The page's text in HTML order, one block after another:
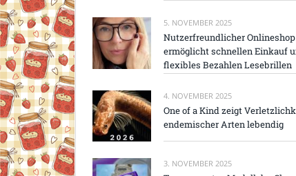
5. NOVEMBER 2025
Nutzerfreundlicher Onlineshop
ermöglicht schnellen Einkauf
flexibles Bezahlen Lesebrillen
4. NOVEMBER 2025
One of a Kind zeigt
endemischer Arten lebendig
3. NOVEMBER 2025